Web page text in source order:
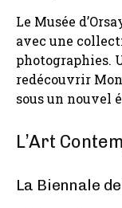
Le Musée
avec une
photographies.
redécouvrir
sous un nouvel
L’Art
La Biennale